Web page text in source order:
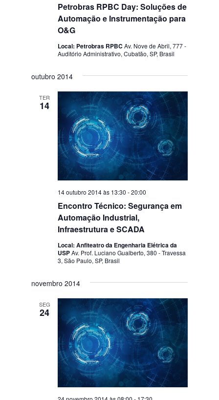
Petrobras RPBC Day: Soluções de
Automação e Instrumentação para
O&G
Local: Petrobras RPBCAv. Nove de Abril, 777 -
Auditório Administrativo, Cubatão, SP, Brasil
outubro 2014
TER
14
Encontro Técnico: Segurança em
Automação Industrial,
Infraestrutura e SCADA
14 outubro 2014 às 13:30 -20:00
Local: Anfiteatro da Engenharia Elétrica da
USPAv. Prof. Luciano Gualberto, 380 - Travessa
3, São Paulo, SP, Brasil
novembro 2014
SEG
24